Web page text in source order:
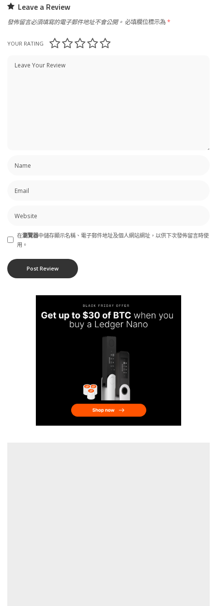
Leave a Review
發佈留言必須填寫的電子郵件地址不會公開。 必填欄位標示為*
YOUR RATING
在瀏覽器中儲存顯示名稱、電子郵件地址及個人網站網址，以供下次發佈留言時使
用。